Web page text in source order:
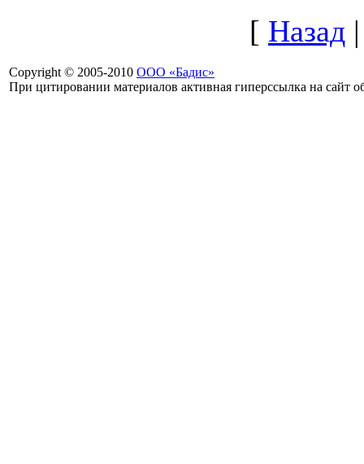
[ Назад
Copyright © 2005-2010 ООО «Бадис»
При цитировании материалов активная гиперссылка на сайт